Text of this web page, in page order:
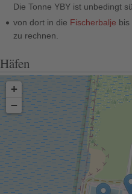
Die Tonne YBY ist unbedingt
von dort in die Fischerbalje bis
zu rechnen.
Häfen
+
−